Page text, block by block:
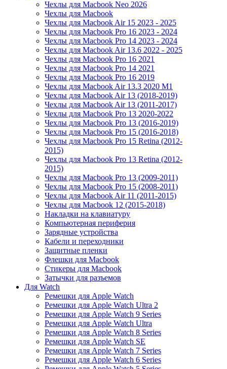
Чехлы для Macbook Neo 2026
Чехлы для Macbook
Чехлы для Macbook Air 15 2023 - 2025
Чехлы для Macbook Pro 16 2023 - 2024
Чехлы для Macbook Pro 14 2023 - 2024
Чехлы для Macbook Air 13.6 2022 - 2025
Чехлы для Macbook Pro 16 2021
Чехлы для Macbook Pro 14 2021
Чехлы для Macbook Pro 16 2019
Чехлы для Macbook Air 13.3 2020 M1
Чехлы для Macbook Air 13 (2018-2019)
Чехлы для Macbook Air 13 (2011-2017)
Чехлы для Macbook Pro 13 2020-2022
Чехлы для Macbook Pro 13 (2016-2019)
Чехлы для Macbook Pro 15 (2016-2018)
Чехлы для Macbook Pro 15 Retina (2012-
2015)
Чехлы для Macbook Pro 13 Retina (2012-
2015)
Чехлы для Macbook Pro 13 (2009-2011)
Чехлы для Macbook Pro 15 (2008-2011)
Чехлы для Macbook Air 11 (2011-2015)
Чехлы для Macbook 12 (2015-2018)
Накладки на клавиатуру
Компьютерная периферия
Зарядные устройства
Кабели и переходники
Защитные пленки
Флешки для Macbook
Стикеры для Macbook
Затычки для разъемов
Для Watch
Ремешки для Apple Watch
Ремешки для Apple Watch Ultra 2
Ремешки для Apple Watch 9 Series
Ремешки для Apple Watch Ultra
Ремешки для Apple Watch 8 Series
Ремешки для Apple Watch SE
Ремешки для Apple Watch 7 Series
Ремешки для Apple Watch 6 Series